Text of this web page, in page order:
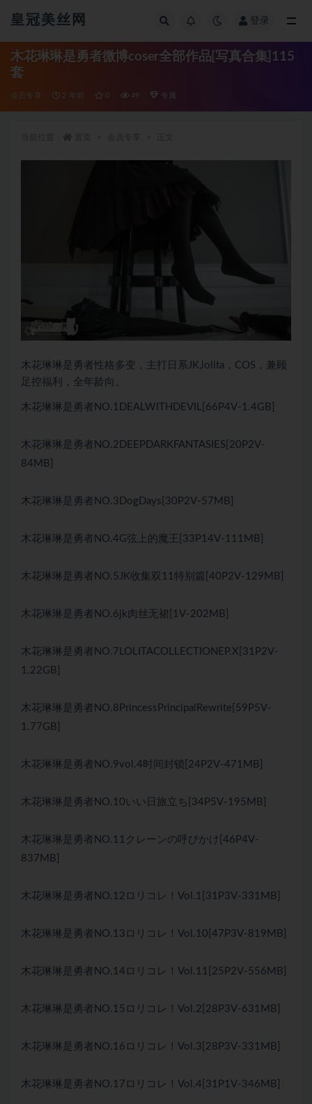
皇冠美丝网 登录
木花琳琳是勇者微博coser全部作品[写真合集]115
套
会员专享 2 年前 0 49 专属
木花琳琳是勇者性格多变，主打日系JK,lolita，COS，兼顾
足控福利，全年龄向。
木花琳琳是勇者NO.1DEALWITHDEVIL[66P4V-1.4GB]
木花琳琳是勇者NO.2DEEPDARKFANTASIES[20P2V-
84MB]
木花琳琳是勇者NO.3DogDays[30P2V-57MB]
木花琳琳是勇者NO.4G弦上的魔王[33P14V-111MB]
木花琳琳是勇者NO.5JK收集双11特别篇[40P2V-129MB]
木花琳琳是勇者NO.6jk肉丝无裙[1V-202MB]
木花琳琳是勇者NO.7LOLITACOLLECTIONEP.X[31P2V-
1.22GB]
木花琳琳是勇者NO.8PrincessPrincipalRewrite[59P5V-
1.77GB]
木花琳琳是勇者NO.9vol.4时间封锁[24P2V-471MB]
木花琳琳是勇者NO.10いい日旅立ち[34P5V-195MB]
木花琳琳是勇者NO.11クレーンの呼びかけ[46P4V-
837MB]
木花琳琳是勇者NO.12ロリコレ！Vol.1[31P3V-331MB]
木花琳琳是勇者NO.13ロリコレ！Vol.10[47P3V-819MB]
木花琳琳是勇者NO.14ロリコレ！Vol.11[25P2V-556MB]
木花琳琳是勇者NO.15ロリコレ！Vol.2[28P3V-631MB]
木花琳琳是勇者NO.16ロリコレ！Vol.3[28P3V-331MB]
木花琳琳是勇者NO.17ロリコレ！Vol.4[31P1V-346MB]